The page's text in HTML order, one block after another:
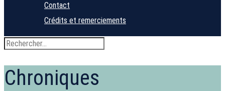
Contact
Crédits et remerciements
Chroniques